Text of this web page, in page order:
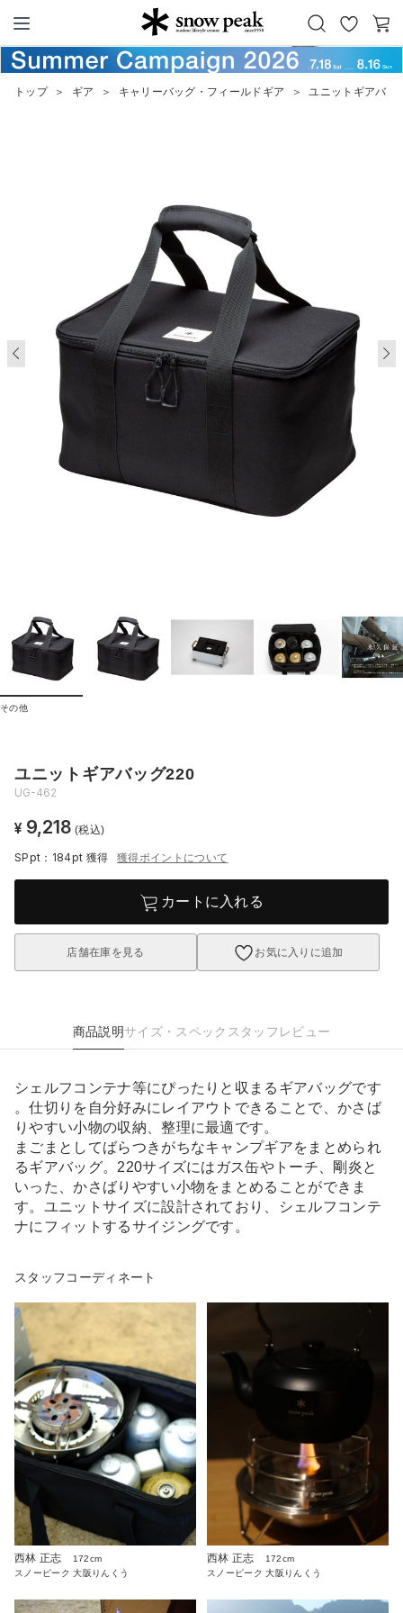
Snow Peak
お
気
カ
ー
トップ ＞ ギア ＞ キャリーバッグ・フィールドギア ＞ ユニットギアバッ
その他
ユニットギアバッグ220
UG-462
¥ 9,218 (税込)
SPpt：184pt 獲得 獲得ポイントについて
カートに入れる
店舗在庫を見る お気に入りに追加
商品説明サイズ・スペック スタッフレビュー
シェルフコンテナ等にぴったりと収まるギアバッグです
。仕切りを自分好みにレイアウトできることで、かさば
りやすい小物の収納、整理に最適です。
まごまとしてばらつきがちなキャンプギアをまとめられ
るギアバッグ。220サイズにはガス缶やトーチ、剛炎と
いった、かさばりやすい小物をまとめることができま
す。ユニットサイズに設計されており、シェルフコンテ
ナにフィットするサイジングです。
スタッフコーディネート
西林 正志
172cm
スノーピーク 大阪りんくう
西林 正志
172cm
スノーピーク 大阪りんくう